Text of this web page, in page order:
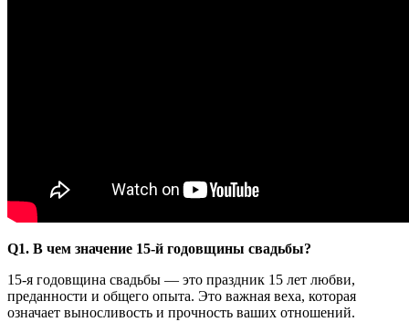
Q1. В чем значение 15-й годовщины свадьбы?
15-я годовщина свадьбы — это праздник 15 лет любви,
преданности и общего опыта. Это важная веха, которая
означает выносливость и прочность ваших отношений.